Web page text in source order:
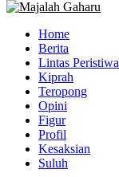
Home
Berita
Lintas Peristiwa
Kiprah
Teropong
Opini
Figur
Profil
Kesaksian
Suluh